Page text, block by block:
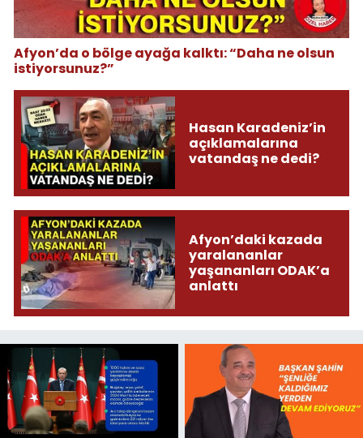
Afyon’da o bölge ayağa kalktı: “Daha ne olsun
istiyorsunuz?”
Hasan Karadeniz’in
açıklamalarına
vatandaş ne dedi?
Afyon’daki kazada
yaralananlar
yaşananları ODAK’a
anlattı